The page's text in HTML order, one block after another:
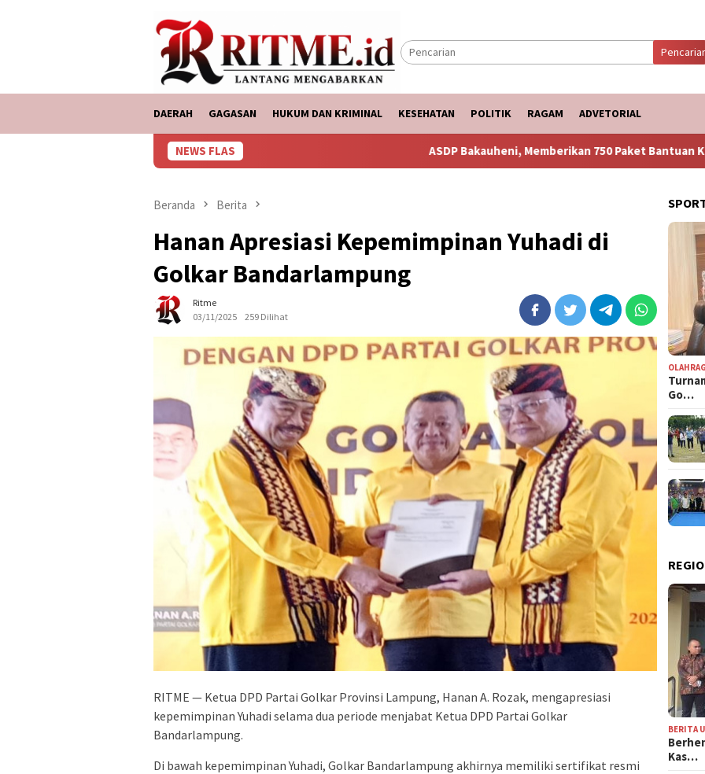
DAERAH GAGASAN HUKUM DAN KRIMINAL KESEHATAN POLITIK RAGAM ADVETORIAL
NEWS FLAS ASDP Bakauheni, Memberikan 750 Paket Bantuan Ke Korban Banjir
Beranda Berita
Hanan Apresiasi Kepemimpinan Yuhadi di
Golkar Bandarlampung
Ritme
03/11/2025
259 Dilihat
RITME — Ketua DPD Partai Golkar Provinsi Lampung, Hanan A. Rozak, mengapresiasi
kepemimpinan Yuhadi selama dua periode menjabat Ketua DPD Partai Golkar
Bandarlampung.
Di bawah kepemimpinan Yuhadi, Golkar Bandarlampung akhirnya memiliki sertifikat resmi
Go…
BERITA
Kas…